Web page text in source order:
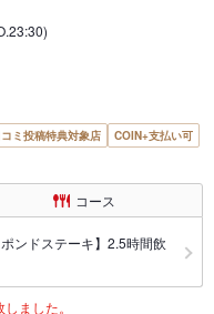
ミ投稿特典対象店
COIN+支払い可
コース
ンドステーキ】2.5時間飲
ました。